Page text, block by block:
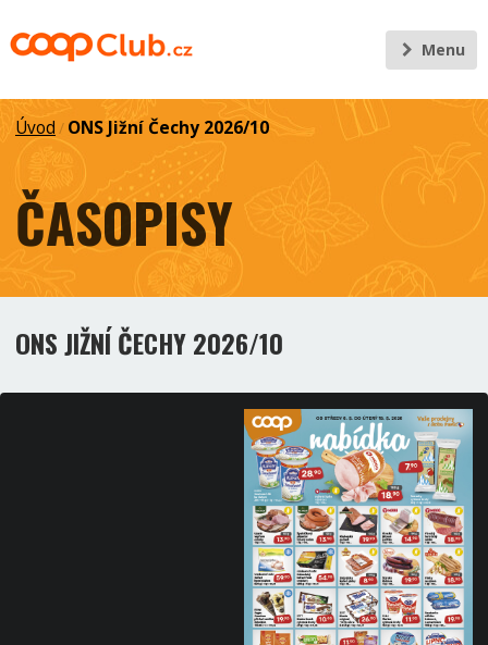
Menu
Úvod / ONS Jižní Čechy 2026/10
ČASOPISY
ONS JIŽNÍ ČECHY 2026/10